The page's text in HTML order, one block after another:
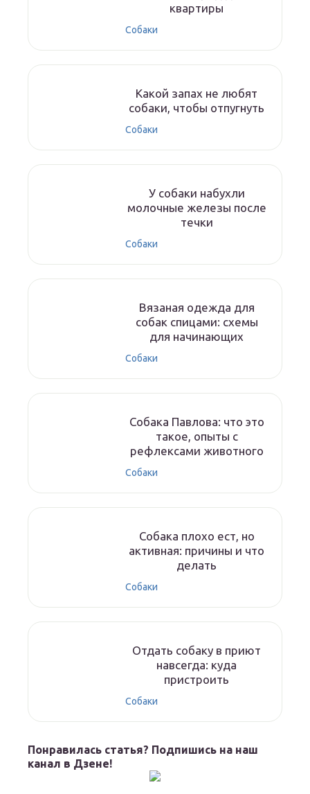
квартиры
Собаки
Какой запах не любят
собаки, чтобы отпугнуть
Собаки
У собаки набухли
молочные железы после
течки
Собаки
Вязаная одежда для
собак спицами: схемы
для начинающих
Собаки
Собака Павлова: что это
такое, опыты с
рефлексами животного
Собаки
Собака плохо ест, но
активная: причины и что
делать
Собаки
Отдать собаку в приют
навсегда: куда
пристроить
Собаки
Понравилась статья? Подпишись на наш
канал в Дзене!